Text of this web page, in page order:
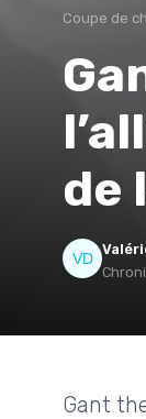
Coupe de
de
Gant